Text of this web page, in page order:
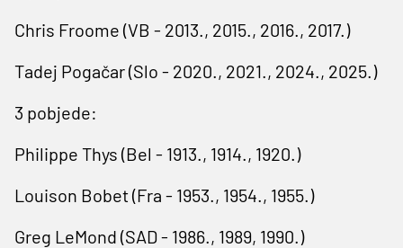
Chris Froome (VB - 2013., 2015., 2016., 2017.)
Tadej Pogačar (Slo - 2020., 2021., 2024., 2025.)
3 pobjede:
Philippe Thys (Bel - 1913., 1914., 1920.)
Louison Bobet (Fra - 1953., 1954., 1955.)
Greg LeMond (SAD - 1986., 1989, 1990.)